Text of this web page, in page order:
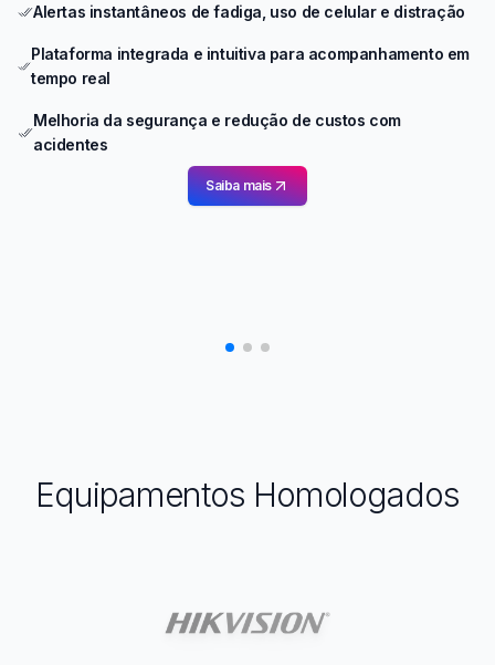
Alertas instantâneos de fadiga, uso de celular e distração
Plataforma integrada e intuitiva para acompanhamento em
tempo real
Melhoria da segurança e redução de custos com
acidentes
Saiba mais
Equipamentos Homologados